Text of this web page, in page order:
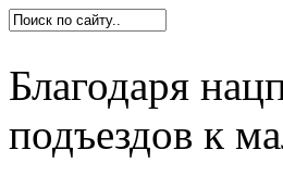
Благодаря
подъездов к